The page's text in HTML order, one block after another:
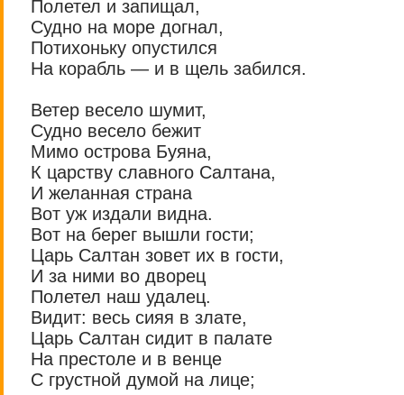
Полетел и запищал,
Судно на море догнал,
Потихоньку опустился
На корабль — и в щель забился.
Ветер весело шумит,
Судно весело бежит
Мимо острова Буяна,
К царству славного Салтана,
И желанная страна
Вот уж издали видна.
Вот на берег вышли гости;
Царь Салтан зовет их в гости,
И за ними во дворец
Полетел наш удалец.
Видит: весь сияя в злате,
Царь Салтан сидит в палате
На престоле и в венце
С грустной думой на лице;